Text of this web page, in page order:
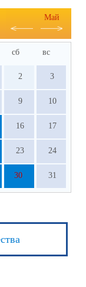
Май
сб вс
2 3
9 10
16 17
23 24
30 31